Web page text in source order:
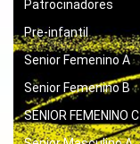
Patrocinadores
Pre-infantil
Senior Femenino A
Senior Femenino B
SENIOR FEMENINO C